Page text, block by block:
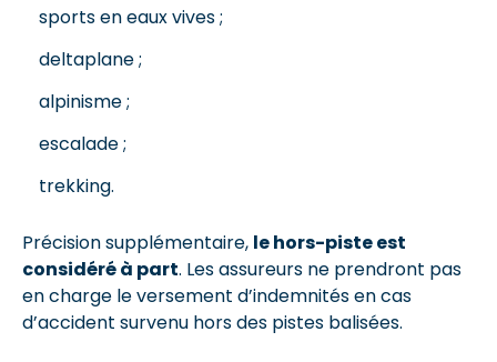
sports en eaux vives ;
deltaplane ;
alpinisme ;
escalade ;
trekking.
Précision supplémentaire, le hors-piste est
considéré à part. Les assureurs ne prendront pas
en charge le versement d’indemnités en cas
d’accident survenu hors des pistes balisées.